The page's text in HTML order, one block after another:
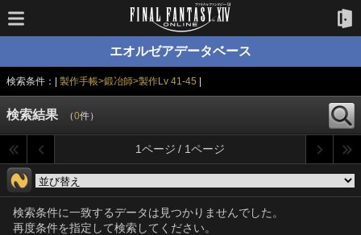
エオルゼアデータベース
検索条件：| 製作手帳>鍛冶師>製作Lv 41-45
検索結果 （0件）
1ページ / 1ページ
検索条件に一致するデータは見つかりませんでした。
再度条件を指定して検索してください。